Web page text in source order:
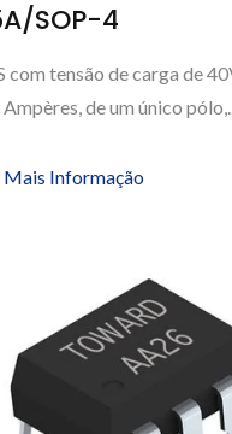
SOP-4
com tensão de carga de
de um único
Mais Informação